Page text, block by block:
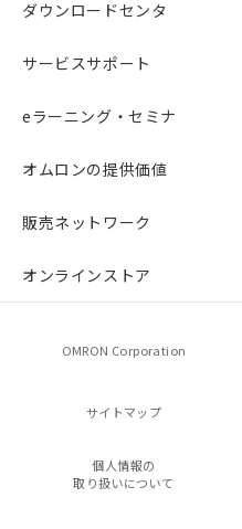
ダウンロードセンタ
サービスサポート
eラーニング・セミナ
オムロンの提供価値
販売ネットワーク
オンラインストア
OMRON Corporation
サイトマップ
個人情報の
取り扱いについて